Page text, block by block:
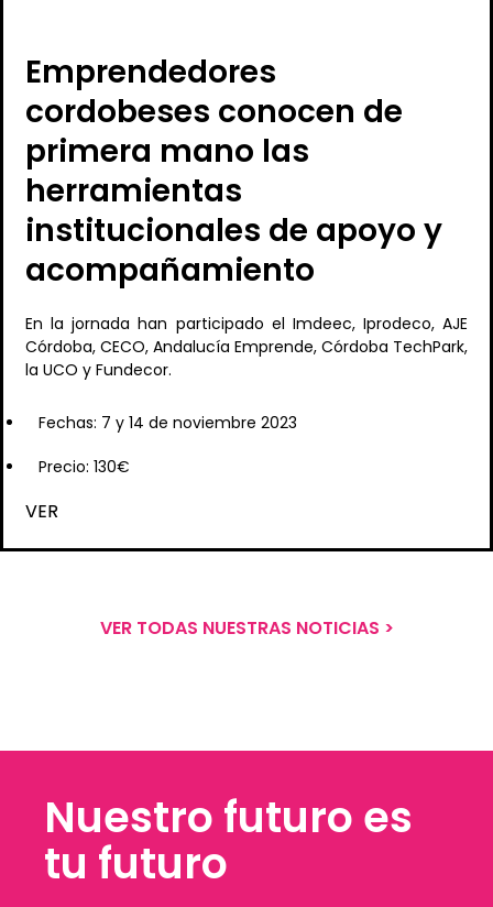
Emprendedores
cordobeses conocen de
primera mano las
herramientas
institucionales de apoyo y
acompañamiento
En la jornada han participado el Imdeec, Iprodeco, AJE
Córdoba, CECO, Andalucía Emprende, Córdoba TechPark,
la UCO y Fundecor.
Fechas: 7 y 14 de noviembre 2023
Precio: 130€
VER
VER TODAS NUESTRAS NOTICIAS >
Nuestro futuro es
tu futuro